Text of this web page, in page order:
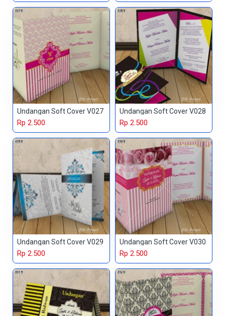
Undangan Soft Cover V027
Rp 2.500
Undangan Soft Cover V028
Rp 2.500
Undangan Soft Cover V029
Rp 2.500
Undangan Soft Cover V030
Rp 2.500